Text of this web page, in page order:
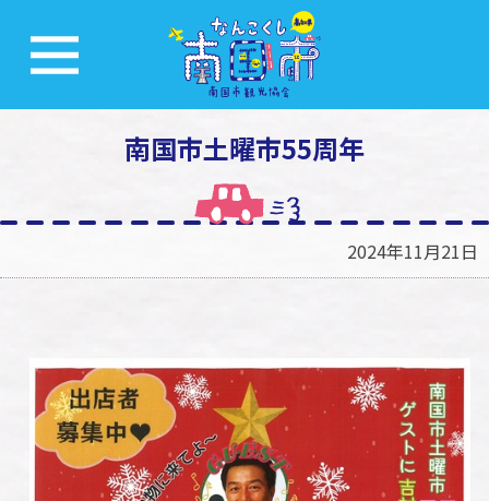
南国市土曜市55周年
2024年11月21日